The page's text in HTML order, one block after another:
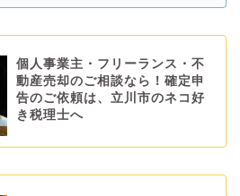
個人事業主・フリーランス・不
動産売却のご相談なら！確定申
告のご依頼は、立川市のネコ好
き税理士へ